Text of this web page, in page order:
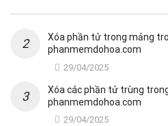
Xóa phần tử trong mảng
phanmemdohoa.com
29/04/2025
Xóa các phần tử trùng
phanmemdohoa.com
29/04/2025